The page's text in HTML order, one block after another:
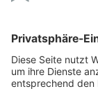
FOLGEN SIE